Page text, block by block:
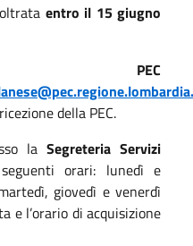
entro il 15 giugno
PEC
della PEC.
la Segreteria Servizi
orari: lunedì e
giovedì e venerdì
e l’orario di acquisizione